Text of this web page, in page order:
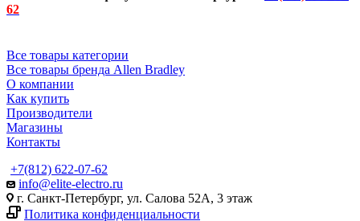
62
Все товары категории
Все товары бренда Allen Bradley
О компании
Как купить
Производители
Магазины
Контакты
+7(812) 622-07-62
info@elite-electro.ru
г. Санкт-Петербург, ул. Салова 52А, 3 этаж
Политика конфиденциальности